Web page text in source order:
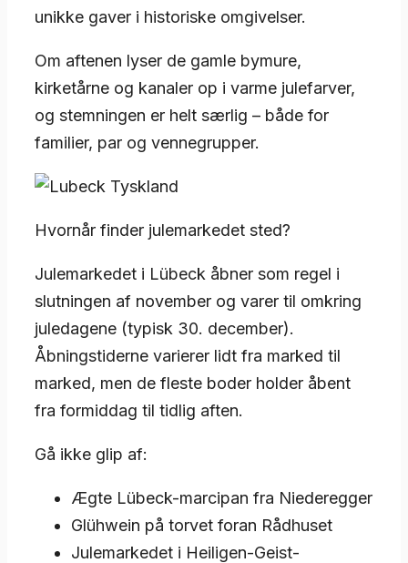
unikke gaver i historiske omgivelser.
Om aftenen lyser de gamle bymure,
kirketårne og kanaler op i varme julefarver,
og stemningen er helt særlig – både for
familier, par og vennegrupper.
Hvornår finder julemarkedet sted?
Julemarkedet i Lübeck åbner som regel i
slutningen af november og varer til omkring
juledagene (typisk 30. december).
Åbningstiderne varierer lidt fra marked til
marked, men de fleste boder holder åbent
fra formiddag til tidlig aften.
Gå ikke glip af:
Ægte Lübeck-marcipan fra Niederegger
Glühwein på torvet foran Rådhuset
Julemarkedet i Heiligen-Geist-